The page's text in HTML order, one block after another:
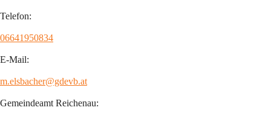
Telefon:
06641950834
E-Mail:
m.elsbacher@gdevb.at
Gemeindeamt Reichenau: